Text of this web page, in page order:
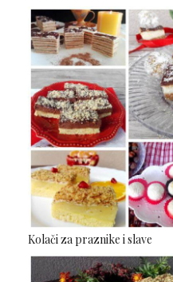
Kolači za praznike i slave